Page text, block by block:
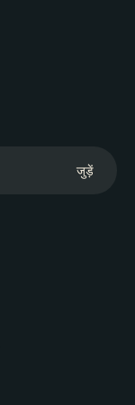
जुड़ें